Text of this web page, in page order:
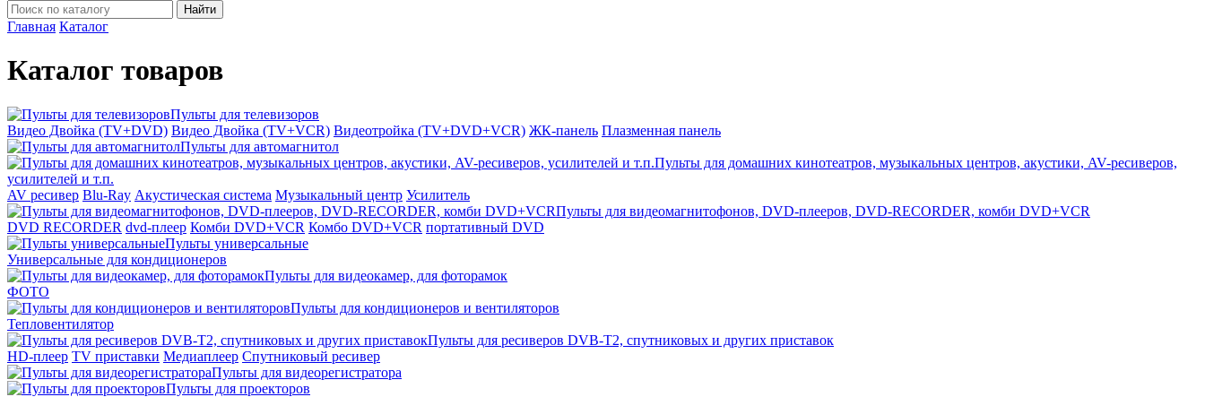
Найти
Главная Каталог
Каталог товаров
Пульты для телевизоров
Видео Двойка (TV+DVD) Видео Двойка (TV+VCR) Видеотройка (TV+DVD+VCR) ЖК-панель Плазменная панель
Пульты для автомагнитол
Пульты для домашних кинотеатров, музыкальных центров, акустики, AV-ресиверов,
усилителей и т.п.
AV ресивер Blu-Ray Акустическая система Музыкальный центр Усилитель
Пульты для видеомагнитофонов, DVD-плееров, DVD-RECORDER, комби DVD+VCR
DVD RECORDER dvd-плеер Комби DVD+VCR Комбо DVD+VCR портативный DVD
Пульты универсальные
Универсальные для кондиционеров
Пульты для видеокамер, для фоторамок
ФОТО
Пульты для кондиционеров и вентиляторов
Тепловентилятор
Пульты для ресиверов DVB-T2, спутниковых и других приставок
HD-плеер TV приставки Медиаплеер Спутниковый ресивер
Пульты для видеорегистратора
Пульты для проекторов